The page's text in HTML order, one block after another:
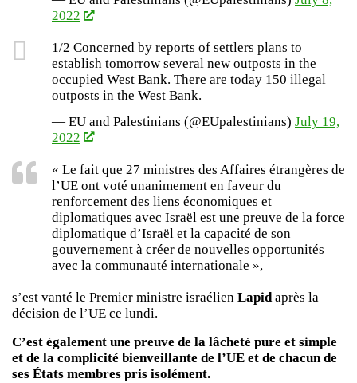
2022
1/2 Concerned by reports of settlers plans to
establish tomorrow several new outposts in the
occupied West Bank. There are today 150 illegal
outposts in the West Bank.
— EU and Palestinians (@EUpalestinians) July 19,
2022
« Le fait que 27 ministres des Affaires étrangères de
l’UE ont voté unanimement en faveur du
renforcement des liens économiques et
diplomatiques avec Israël est une preuve de la force
diplomatique d’Israël et la capacité de son
gouvernement à créer de nouvelles opportunités
avec la communauté internationale »,
s’est vanté le Premier ministre israélien Lapid après la
décision de l’UE ce lundi.
C’est également une preuve de la lâcheté pure et simple
et de la complicité bienveillante de l’UE et de chacun de
ses États membres pris isolément.